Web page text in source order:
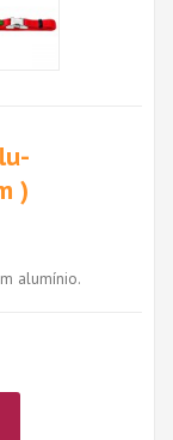
)
alumínio.